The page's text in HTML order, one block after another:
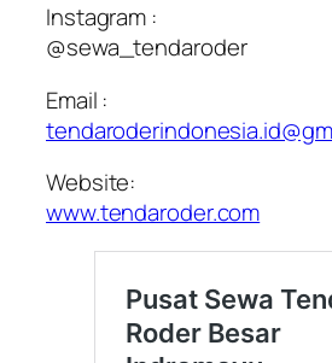
Instagram :
@sewa_tendaroder
Email :
Website:
www.tendaroder.com